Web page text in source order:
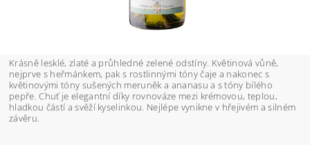
Krásně lesklé, zlaté a průhledné zelené odstíny. Květinová vůně,
nejprve s heřmánkem, pak s rostlinnými tóny čaje a nakonec s
květinovými tóny sušených meruněk a ananasu a s tóny bílého
pepře. Chuť je elegantní díky rovnováze mezi krémovou, teplou,
hladkou částí a svěží kyselinkou. Nejlépe vynikne v hřejivém a silném
závěru.